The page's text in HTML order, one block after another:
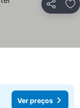
Partilhar
Ver preços